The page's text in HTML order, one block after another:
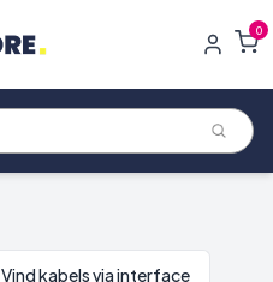
0
Vind kabels via interface